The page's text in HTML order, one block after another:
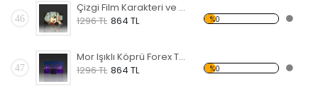
46
Çizgi Film Karakteri ve Kuş Forex Tablo
1296 TL 864 TL %0
47
Mor Işıklı Köprü Forex Tablo
1296 TL 864 TL %0